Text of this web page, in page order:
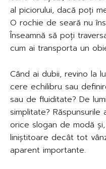
al piciorului, dacă poți
O rochie de seară nu
Înseamnă să poți
cum ai transporta un
Când ai dubii, revino la
cere echilibru sau
sau de fluiditate? De
simplitate?
orice slogan de modă
liniștitoare decât tot
aparent importante.